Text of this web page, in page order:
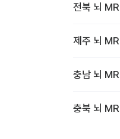
전북 뇌
제주 뇌
충남 뇌
충북 뇌